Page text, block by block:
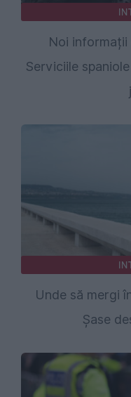
Noi informații
Serviciile
Unde să mergi
Șase